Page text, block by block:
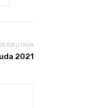
2021